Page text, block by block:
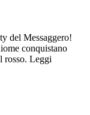
del Messaggero!
conquistano
rosso. Leggi